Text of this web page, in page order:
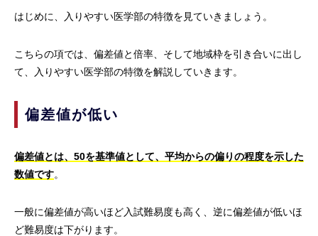
はじめに、入りやすい医学部の特徴を見ていきましょう。
こちらの項では、偏差値と倍率、そして地域枠を引き合いに出し
て、入りやすい医学部の特徴を解説していきます。
偏差値が低い
偏差値とは、50を基準値として、平均からの偏りの程度を示した
数値です。
一般に偏差値が高いほど入試難易度も高く、逆に偏差値が低いほ
ど難易度は下がります。